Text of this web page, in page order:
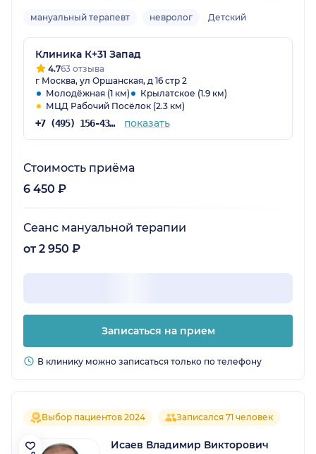
мануальный терапевт невролог Детский
Клиника К+31 Запад
4.763 отзыва
г Москва, ул Оршанская, д 16 стр 2
Молодёжная (1 км)
Крылатское (1.9 км)
МЦД Рабочий Посёлок (2.3 км)
+7 (495) 156-43-16 показать
Стоимость приёма
6 450 ₽
Сеанс мануальной терапии
от 2 950 ₽
Записаться на прием
В клинику можно записаться только по телефону
Выбор пациентов 2024 Записался 71 человек
Исаев Владимир Викторович